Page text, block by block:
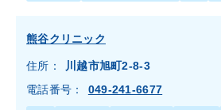
熊谷クリニック
住所：
川越市旭町2-8-3
電話番号：
049-241-6677